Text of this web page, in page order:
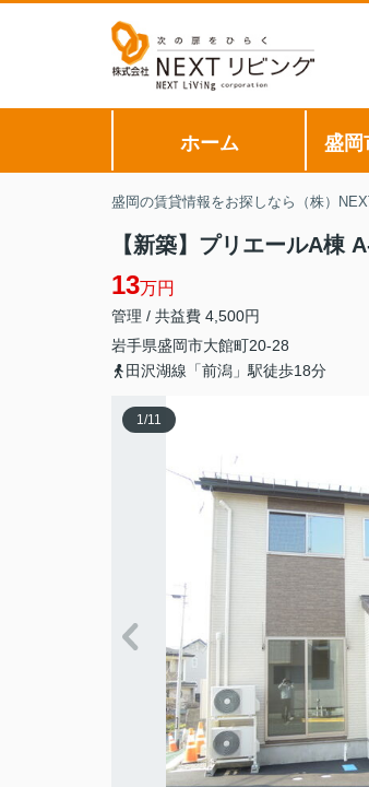
ホーム 盛岡
盛岡の賃貸情報をお探しなら（株）
【新築】プリエールA棟
13万円
管理 / 共益費 4,500円
岩手県盛岡市大館町20-28
田沢湖線「前潟」駅徒歩18分
1/11